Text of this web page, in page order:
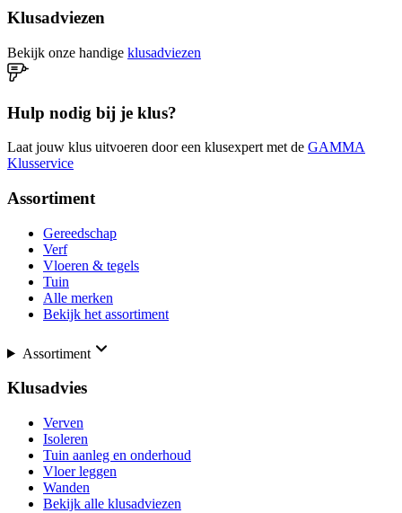
Klusadviezen
Bekijk onze handige klusadviezen
Hulp nodig bij je klus?
Laat jouw klus uitvoeren door een klusexpert met de GAMMA
Klusservice
Assortiment
Gereedschap
Verf
Vloeren & tegels
Tuin
Alle merken
Bekijk het assortiment
Assortiment
Klusadvies
Verven
Isoleren
Tuin aanleg en onderhoud
Vloer leggen
Wanden
Bekijk alle klusadviezen